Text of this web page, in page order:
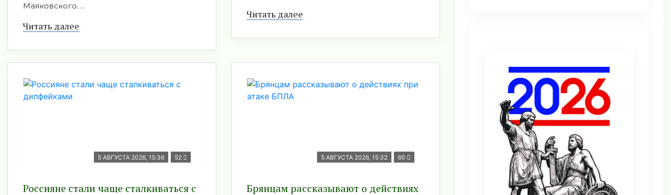
Маяковского. ...
Читать далее
Читать далее
5 АВГУСТА 2026, 15:36 52
Россияне стали чаще сталкиваться с
5 АВГУСТА 2026, 15:32 60
Брянцам рассказывают о действиях